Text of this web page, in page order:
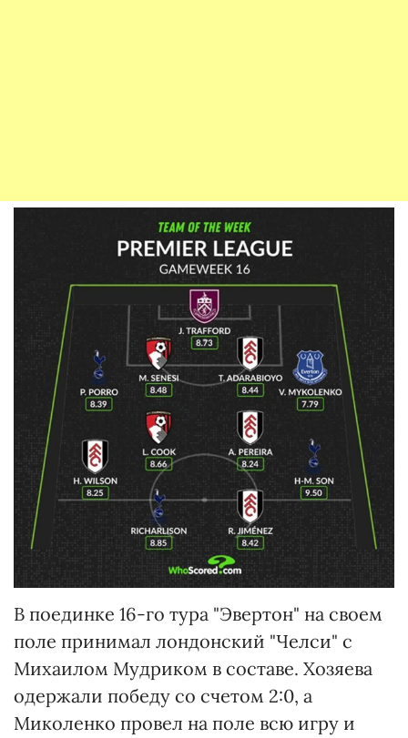
В поединке 16-го тура "Эвертон" на своем
поле принимал лондонский "Челси" с
Михаилом Мудриком в составе. Хозяева
одержали победу со счетом 2:0, а
Миколенко провел на поле всю игру и